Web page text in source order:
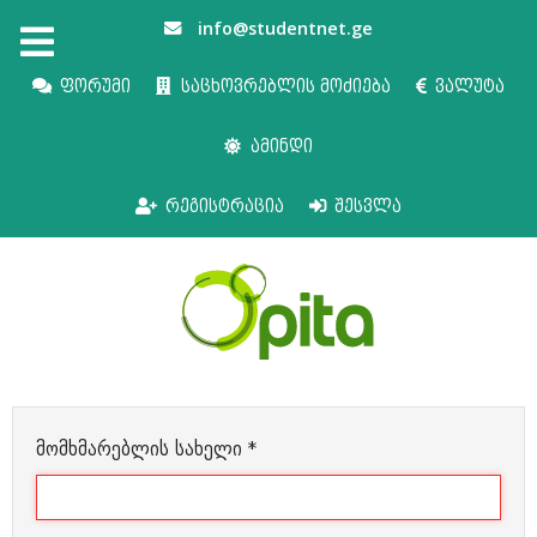
info@studentnet.ge
ფორუმი საცხოვრებლის მოძიება ვალუტა
ამინდი
რეგისტრაცია შესვლა
მომხმარებლის სახელი *